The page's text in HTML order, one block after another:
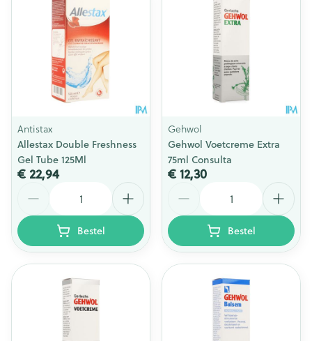
Antistax
Allestax Double Freshness
Gel Tube 125Ml
€ 22,94
Bestel
Gehwol
Gehwol Voetcreme Extra
75ml Consulta
€ 12,30
Bestel